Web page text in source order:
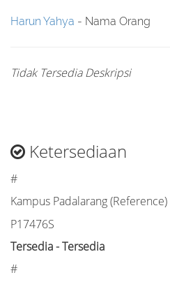
Harun Yahya - Nama Orang
Tidak Tersedia Deskripsi
Ketersediaan
#
Kampus Padalarang (Reference)
P17476S
Tersedia - Tersedia
#